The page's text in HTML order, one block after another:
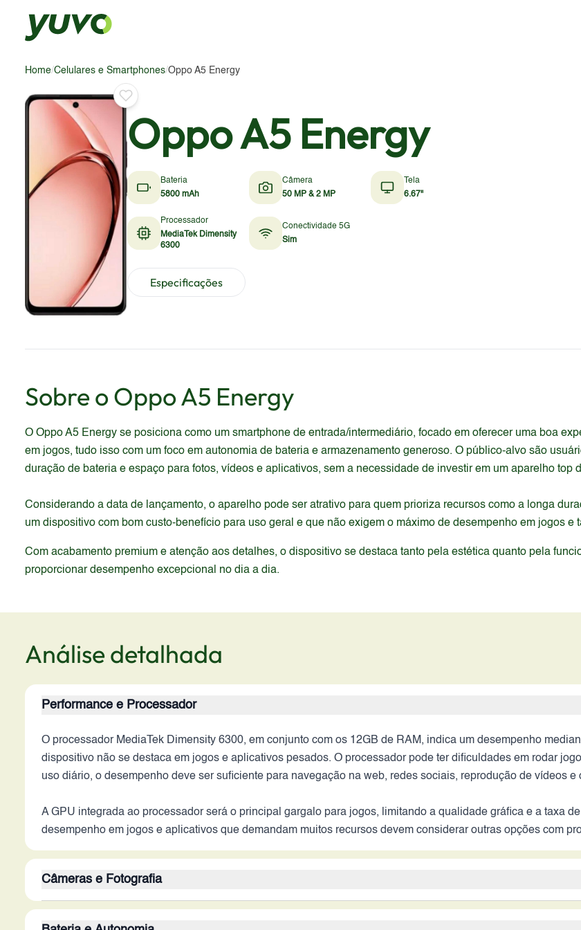
Home/Celulares e Smartphones/Oppo A5 Energy
Oppo A5 Energy
Bateria
5800 mAh
Câmera
50 MP & 2 MP
Tela
6.67"
Processador
MediaTek Dimensity
6300
Conectividade 5G
Sim
Especificações
Sobre o OppoA5 Energy
O Oppo A5 Energy se posiciona como um smartphone de entrada/intermediário, focado em oferecer uma boa
em jogos, tudo isso com um foco em autonomia de bateria e armazenamento generoso. O público-alvo são
duração de bateria e espaço para fotos, vídeos e aplicativos, sem a necessidade de investir em um aparelho top
Considerando a data de lançamento, o aparelho pode ser atrativo para quem prioriza recursos como a longa
um dispositivo com bom custo-benefício para uso geral e que não exigem o máximo de desempenho em jogos e
Com acabamento premium e atenção aos detalhes, o dispositivo se destaca tanto pela estética quanto pela
proporcionar desempenho excepcional no dia a dia.
Análise detalhada
Performance e Processador
O processador MediaTek Dimensity 6300, em conjunto com os 12GB de RAM, indica um desempenho
dispositivo não se destaca em jogos e aplicativos pesados. O processador pode ter dificuldades em rodar
uso diário, o desempenho deve ser suficiente para navegação na web, redes sociais, reprodução de vídeos e
A GPU integrada ao processador será o principal gargalo para jogos, limitando a qualidade gráfica e a taxa
desempenho em jogos e aplicativos que demandam muitos recursos devem considerar outras opções com
Câmeras e Fotografia